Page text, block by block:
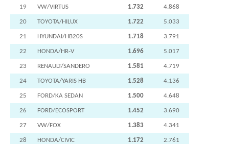
19 VW/VIRTUS 1.732 4.868
20 TOYOTA/HILUX 1.722 5.033
21 HYUNDAI/HB20S 1.718 3.791
22 HONDA/HR-V 1.696 5.017
23 RENAULT/SANDERO 1.581 4.719
24 TOYOTA/YARIS HB 1.528 4.136
25 FORD/KA SEDAN 1.500 4.648
26 FORD/ECOSPORT 1.452 3.690
27 VW/FOX 1.383 4.341
28 HONDA/CIVIC 1.172 2.761